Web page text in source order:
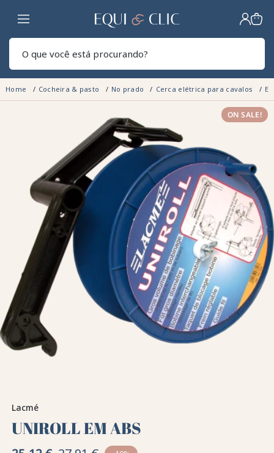
Lar
Home Cocheira & pasto No prado Cerca elétrica para cavalos
ON SALE!
Lacmé
UNIROLL EM ABS